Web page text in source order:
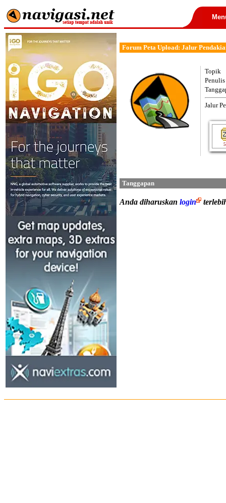
Forum Peta Upload: Jalur
Topik
Penulis
Jalur
Tanggapan
Anda diharuskan login